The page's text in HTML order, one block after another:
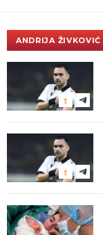
ANDRIJA ŽIVKOVIĆ